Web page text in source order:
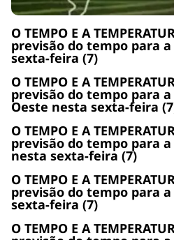
O TEMPO E A
previsão do tempo para
sexta-feira (7)
O TEMPO E A
previsão do tempo para
Oeste nesta sexta-feira
O TEMPO E A
previsão do tempo para a
nesta sexta-feira (7)
O TEMPO E A
previsão do tempo para
sexta-feira (7)
O TEMPO E A